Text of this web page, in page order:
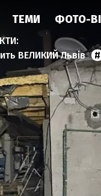
ТЕМИ ФОТО-
ВЕЛИКИЙ Львів